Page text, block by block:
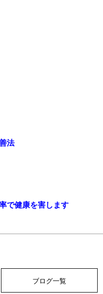
法
で健康を害します
ブログ一覧